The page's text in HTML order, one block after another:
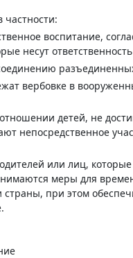
воспитание,
несут
вербовке в
детей, не
непосредственное
или лиц,
меры для
при этом